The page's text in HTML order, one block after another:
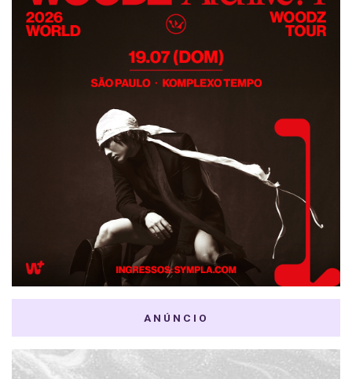
ANÚNCIO